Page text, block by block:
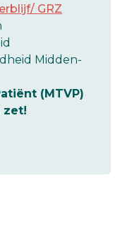
GRZ
Midden-
(MTVP)
zet!